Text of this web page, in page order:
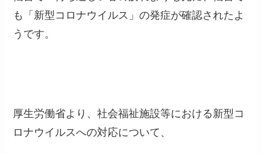
も「新型コロナウイルス」の発症が確認されたよ
うです。
厚生労働省より、社会福祉施設等における新型コ
ロナウイルスへの対応について、